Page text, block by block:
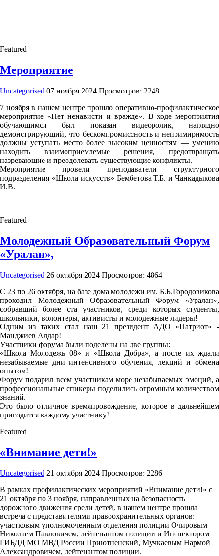
Featured
Мероприятие
Uncategorised 07 ноября 2024 Просмотров: 2248
7 ноября в нашем центре прошло оперативно-профилактическое
мероприятие «Нет ненависти и вражде». В ходе мероприятия
обучающимся был показан видеоролик, наглядно
демонстрирующий, что бескомпромиссность и непримиримость
должны уступать место более высоким ценностям — умению
находить взаимоприемлемые решения, предотвращать
назревающие и преодолевать существующие конфликты.
Мероприятие провели преподаватели структурного
подразделения «Школа искусств» Бембетова Т.Б. и Чанкадыкова
И.В.
Featured
Молодежный Образовательный Форум
«Уралан»,
Uncategorised 26 октября 2024 Просмотров: 4864
С 23 по 26 октября, на базе дома молодежи им. Б.Б.Городовикова
проходил Молодежный Образовательный Форум «Уралан»,
собравший более ста участников, среди которых студенты,
школьники, волонтеры, активисты и молодежные лидеры!
Одним из таких стал наш 21 президент АДО «Патриот» -
Манджиев Алдар!
Участники форума были поделены на две группы:
«Школа Молодежь 08» и «Школа Добра», а после их ждали
незабываемые дни интенсивного обучения, лекций и обмена
опытом!
Форум подарил всем участникам море незабываемых эмоций, а
профессиональные спикеры поделились огромным количеством
знаний.
Это было отличное времяпровождение, которое в дальнейшем
пригодится каждому участнику!
Featured
«Внимание дети!»
Uncategorised 21 октября 2024 Просмотров: 2286
В рамках профилактических мероприятий «Внимание дети!» с
21 октября по 3 ноября, направленных на безопасность
дорожного движения среди детей, в нашем центре прошла
встреча с представителями правоохранительных органов:
участковым уполномоченным отделения полиции Очировым
Николаем Павловичем, лейтенантом полиции и Инспектором
ГИБДД МО МВД России Приютненский, Мучкаевым Нармой
Александровичем, лейтенантом полиции.